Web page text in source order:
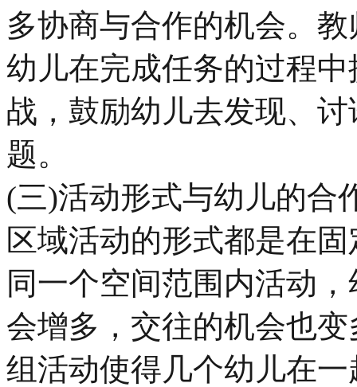
多协商与合作的机会。
幼儿在完成任务的过程中
战，鼓励幼儿去发现、
题。
(三)活动形式与幼儿的合
区域活动的形式都是在
同一个空间范围内活动
会增多，交往的机会也
组活动使得几个幼儿在